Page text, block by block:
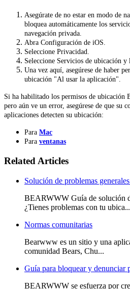
Asegúrate de no estar en modo de
bloquea automáticamente los
navegación privada.
Abra Configuración de iOS.
Seleccione Privacidad.
Seleccione Servicios de ubicación y
Una vez aquí, asegúrese de haber
ubicación "Al usar la aplicación".
Si ha habilitado los permisos de ubicación
pero aún ve un error, asegúrese de que su
aplicaciones detecten su ubicación:
Para Mac
Para ventanas
Related Articles
Solución de problemas
BEARWWW Guía de solución
¿Tienes problemas con tu ubica...
Normas comunitarias
Bearwww es un sitio y una
comunidad Bears, Chu...
Guía para bloquear y denunciar
BEARWWW se esfuerza por